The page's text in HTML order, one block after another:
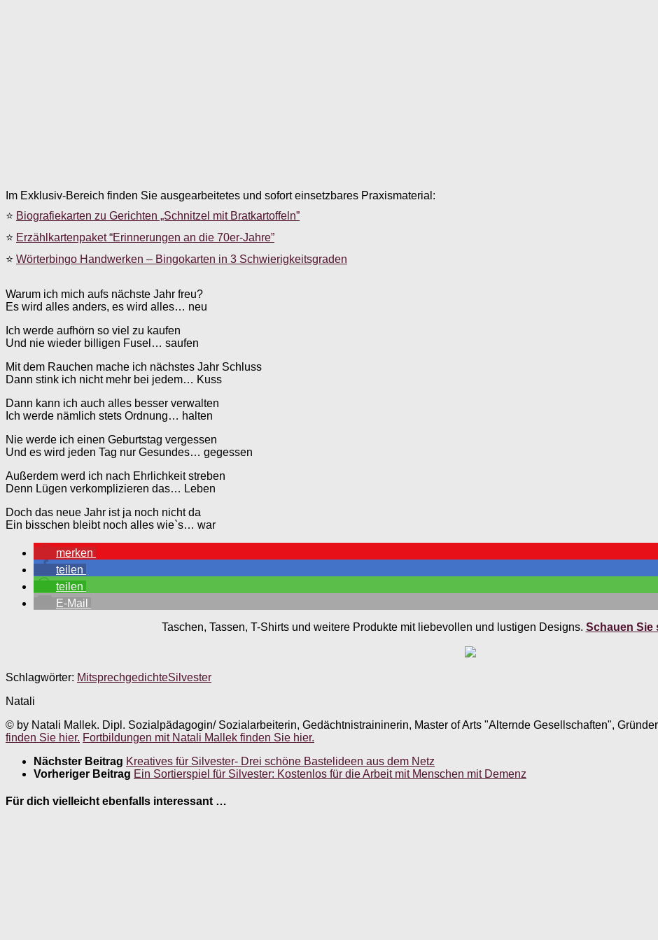
Im Exklusiv-Bereich finden Sie ausgearbeitetes und sofort einsetzbares Praxismaterial:
⭐ Biografiekarten zu Gerichten „Schnitzel mit Bratkartoffeln”
⭐ Erzählkartenpaket “Erinnerungen an die 70er-Jahre”
⭐ Wörterbingo Handwerken – Bingokarten in 3 Schwierigkeitsgraden
Warum ich mich aufs nächste Jahr freu?
Es wird alles anders, es wird alles… neu
Ich werde aufhörn so viel zu kaufen
Und nie wieder billigen Fusel… saufen
Mit dem Rauchen mache ich nächstes Jahr Schluss
Dann stink ich nicht mehr bei jedem… Kuss
Dann kann ich auch alles besser verwalten
Ich werde nämlich stets Ordnung… halten
Nie werde ich einen Geburtstag vergessen
Und es wird jeden Tag nur Gesundes… gegessen
Außerdem werd ich nach Ehrlichkeit streben
Denn Lügen verkomplizieren das… Leben
Doch das neue Jahr ist ja noch nicht da
Ein bisschen bleibt noch alles wie`s… war
merken
teilen
teilen
E-Mail
Taschen, Tassen, T-Shirts und weitere Produkte mit liebevollen und lustigen Designs. Schauen Sie
Schlagwörter: MitsprechgedichteSilvester
Natali
© by Natali Mallek. Dipl. Sozialpädagogin/ Sozialarbeiterin, Gedächtnistraininerin, Master of Arts "Alternde Gesellschaften",
finden Sie hier. Fortbildungen mit Natali Mallek finden Sie hier.
Nächster Beitrag Kreatives für Silvester- Drei schöne Bastelideen aus dem Netz
Vorheriger Beitrag Ein Sortierspiel für Silvester: Kostenlos für die Arbeit mit Menschen mit Demenz
Für dich vielleicht ebenfalls interessant …